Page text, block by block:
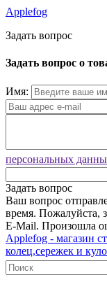
Applefog
Задать вопрос
Задать вопрос о
Имя:
персональных
Задать вопрос
Ваш вопрос
время. Пожалуйста,
E-Mail. Произошла
Applefog - магазин
колец,сережек и